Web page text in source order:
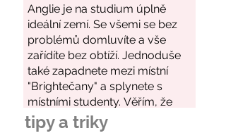
tipy a triky